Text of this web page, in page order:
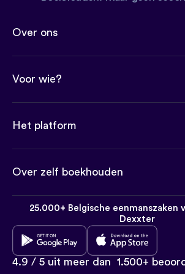
Over ons
Voor wie?
Het platform
Over zelf boekhouden
25.000+ Belgische eenmanszaken
Dexxter
4.9 / 5 uit meer dan 1.500+